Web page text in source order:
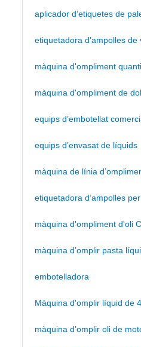
aplicador d’etiquetes de
etiquetadora d’ampolles de
màquina d'ompliment
màquina d'ompliment de
equips d’embotellat
equips d’envasat de líquids
màquina de línia
etiquetadora d’ampolles
màquina d'ompliment d'oli
màquina d’omplir pasta
embotelladora
Màquina d'omplir líquid de
màquina d’omplir oli de